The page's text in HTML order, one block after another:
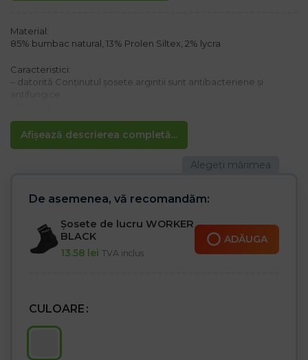
Afișează descrierea completă...
Material:
85% bumbac natural, 13% Prolen Siltex, 2% lycra
Caracteristici:
– datorită Conținutul șosete argintii sunt antibacteriene și
– Tivul dublu asigură confort
– Amortizarea picioarelor în încălțăminte (strat terry)
– Toc tip „Y” – tricotajele cu formă adecvată se adaptează
– Cusăturile plate previn abraziunile de la vârf, chiar și în condiții
– datorită designului, folosit și în industria medicală
Mărimea 42 = 39 – 42
Mărimea 46 = 43 – 46
De asemenea, vă recomandăm:
Șosete de lucru WORKER
BLACK
13.58 lei TVA inclus
ADĂUGA
CULOARE